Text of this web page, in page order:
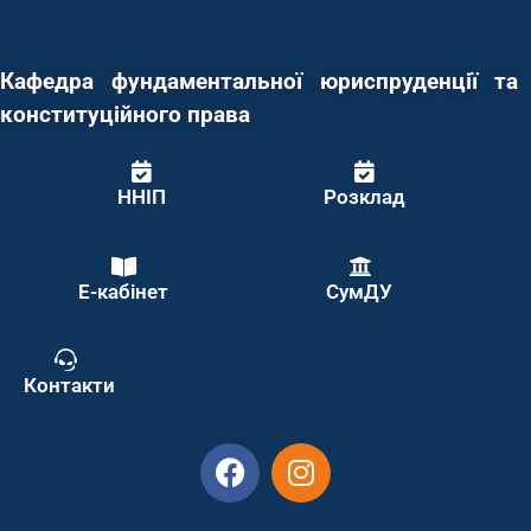
Кафедра фундаментальної юриспруденції та
конституційного права
ННІП Розклад
Е-кабінет СумДУ
Контакти